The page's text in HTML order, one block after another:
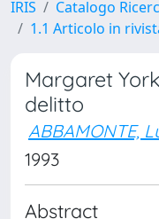
IRIS Catalogo
1.1 Articolo in
Margaret
delitto
ABBAMONTE,
1993
Abstract